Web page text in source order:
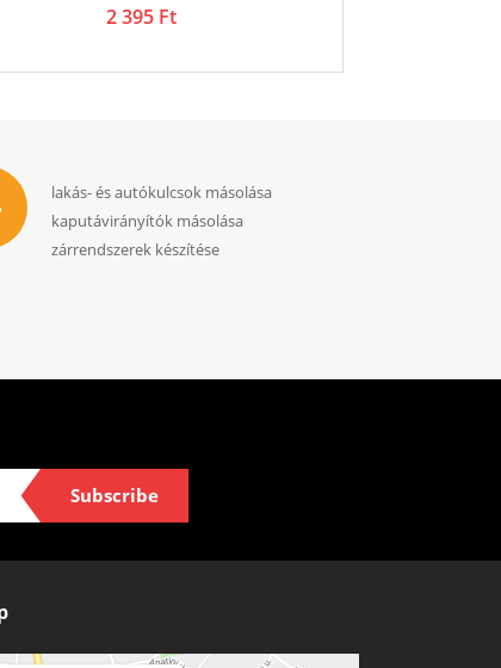
2 395 Ft
lakás- és autókulcsok másolása
kaputávirányítók másolása
zárrendszerek készítése
Subscribe